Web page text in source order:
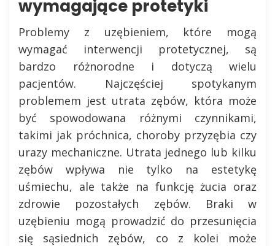
wymagające protetyki
Problemy z uzębieniem, które mogą
wymagać interwencji protetycznej, są
bardzo różnorodne i dotyczą wielu
pacjentów. Najczęściej spotykanym
problemem jest utrata zębów, która może
być spowodowana różnymi czynnikami,
takimi jak próchnica, choroby przyzębia czy
urazy mechaniczne. Utrata jednego lub kilku
zębów wpływa nie tylko na estetykę
uśmiechu, ale także na funkcję żucia oraz
zdrowie pozostałych zębów. Braki w
uzębieniu mogą prowadzić do przesunięcia
się sąsiednich zębów, co z kolei może